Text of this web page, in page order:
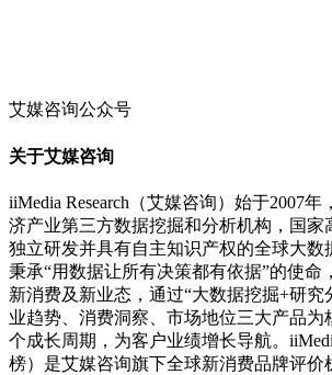
艾媒咨询公众号
关于艾媒咨询
iiMedia Research（艾媒咨询）始于2007
济产业第三方数据挖掘和分析机构，国家
独立研发并具有自主知识产权的全球大数
秉承“用数据让所有决策都有依据”的使命
新消费及新业态，通过“大数据挖掘+研究
业趋势、消费洞察、市场地位三大产品为
个成长周期，为客户业绩增长导航。
榜）是艾媒咨询旗下全球新消费品牌评价